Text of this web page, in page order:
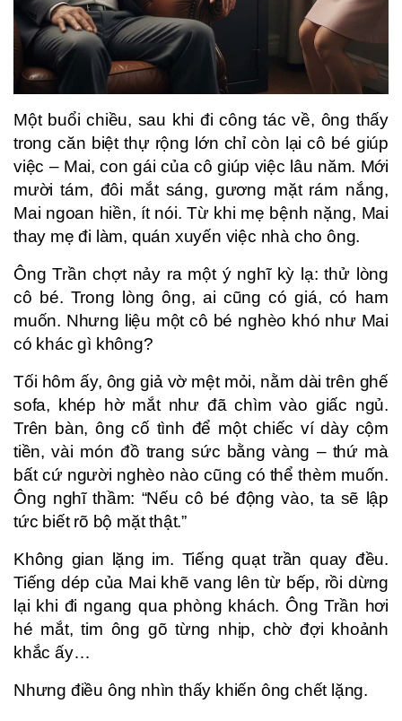
Một buổi chiều, sau khi đi công tác về, ông thấy
trong căn biệt thự rộng lớn chỉ còn lại cô bé giúp
việc – Mai, con gái của cô giúp việc lâu năm. Mới
mười tám, đôi mắt sáng, gương mặt rám nắng,
Mai ngoan hiền, ít nói. Từ khi mẹ bệnh nặng, Mai
thay mẹ đi làm, quán xuyến việc nhà cho ông.
Ông Trần chợt nảy ra một ý nghĩ kỳ lạ: thử lòng
cô bé. Trong lòng ông, ai cũng có giá, có ham
muốn. Nhưng liệu một cô bé nghèo khó như Mai
có khác gì không?
Tối hôm ấy, ông giả vờ mệt mỏi, nằm dài trên ghế
sofa, khép hờ mắt như đã chìm vào giấc ngủ.
Trên bàn, ông cố tình để một chiếc ví dày cộm
tiền, vài món đồ trang sức bằng vàng – thứ mà
bất cứ người nghèo nào cũng có thể thèm muốn.
Ông nghĩ thầm: “Nếu cô bé động vào, ta sẽ lập
tức biết rõ bộ mặt thật.”
Không gian lặng im. Tiếng quạt trần quay đều.
Tiếng dép của Mai khẽ vang lên từ bếp, rồi dừng
lại khi đi ngang qua phòng khách. Ông Trần hơi
hé mắt, tim ông gõ từng nhịp, chờ đợi khoảnh
khắc ấy…
Nhưng điều ông nhìn thấy khiến ông chết lặng.